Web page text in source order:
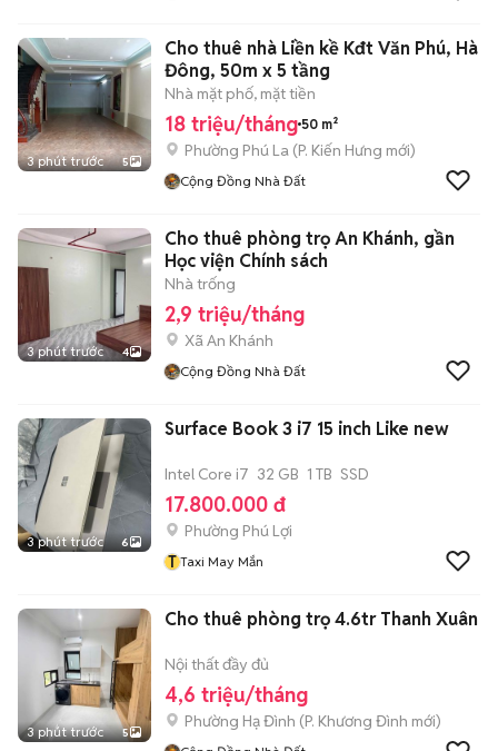
3 phút trước 5
Cho thuê nhà Liền kề Kđt Văn Phú, Hà
Đông, 50m x 5 tầng
Nhà mặt phố, mặt tiền
18 triệu/tháng 50 m²
Phường Phú La (P. Kiến Hưng mới)
Cộng Đồng Nhà Đất
3 phút trước 4
Cho thuê phòng trọ An Khánh, gần
Học viện Chính sách
Nhà trống
2,9 triệu/tháng
Xã An Khánh
Cộng Đồng Nhà Đất
3 phút trước 6
Surface Book 3 i7 15 inch Like new
Intel Core i7 32 GB 1 TB SSD
17.800.000 đ
Phường Phú Lợi
T Taxi May Mắn
3 phút trước 5
Cho thuê phòng trọ 4.6tr Thanh Xuân
Nội thất đầy đủ
4,6 triệu/tháng
Phường Hạ Đình (P. Khương Đình mới)